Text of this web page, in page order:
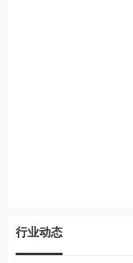
行业动态